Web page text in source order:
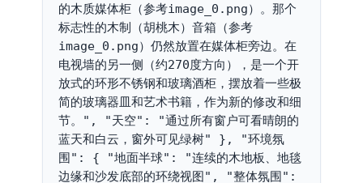
的木质媒体柜（参考image_0.png）。那个
标志性的木制（胡桃木）音箱（参考
image_0.png）仍然放置在媒体柜旁边。在
电视墙的另一侧（约270度方向），是一个开
放式的环形不锈钢和玻璃酒柜，摆放着一些极
简的玻璃器皿和艺术书籍，作为新的修改和细
节。", "天空": "通过所有窗户可看晴朗的
蓝天和白云，窗外可见绿树" }, "环境氛
围": { "地面半球": "连续的木地板、地毯
边缘和沙发底部的环绕视图", "整体氛围":